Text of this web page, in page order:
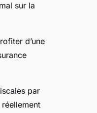
sur la
d’une
par